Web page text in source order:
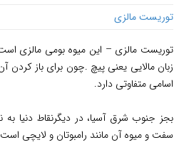
توریست مالزی
زبان مالایی یعنی پیچ .چون برای باز کردن
اسامی متفاوتی دارد.
بجز جنوب شرق آسیا، در دیگرنقاط
سفت و میوه آن مانند رامبوتان و لایچی